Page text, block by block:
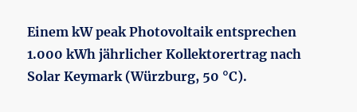
Einem kW peak Photovoltaik entsprechen
1.000 kWh jährlicher Kollektorertrag nach
Solar Keymark (Würzburg, 50 °C).